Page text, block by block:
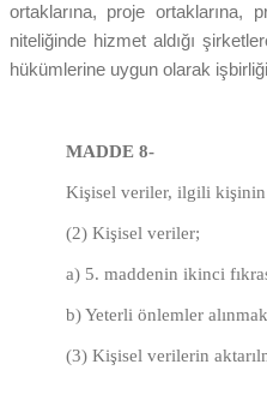
ortaklarına, proje ortaklarına,
niteliğinde hizmet aldığı
hükümlerine uygun olarak
MADDE 8-
Kişisel veriler, ilgili kişinin
(2) Kişisel veriler;
a) 5. maddenin ikinci
b) Yeterli önlemler
(3) Kişisel verilerin